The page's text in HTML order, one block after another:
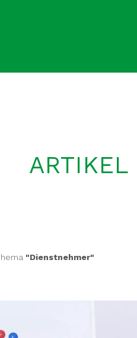
"Dienstnehmer"